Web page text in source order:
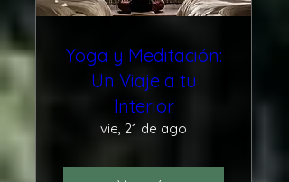
Yoga y Meditación:
Un Viaje a tu
Interior
vie, 21 de ago